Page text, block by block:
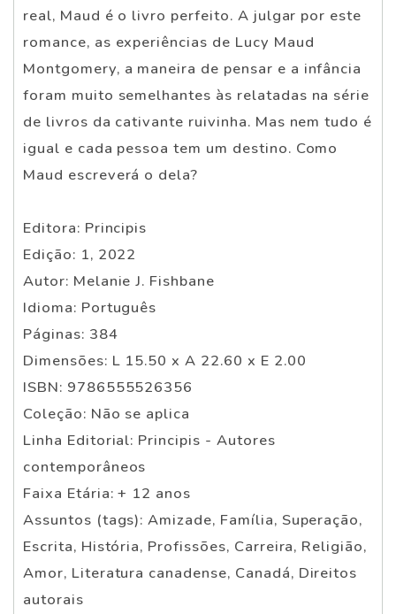
real, Maud é o livro perfeito. A julgar por este
romance, as experiências de Lucy Maud
Montgomery, a maneira de pensar e a infância
foram muito semelhantes às relatadas na série
de livros da cativante ruivinha. Mas nem tudo é
igual e cada pessoa tem um destino. Como
Maud escreverá o dela?
Editora: Principis
Edição: 1, 2022
Autor: Melanie J. Fishbane
Idioma: Português
Páginas: 384
Dimensões: L 15.50 x A 22.60 x E 2.00
ISBN: 9786555526356
Coleção: Não se aplica
Linha Editorial: Principis - Autores
contemporâneos
Faixa Etária: + 12 anos
Assuntos (tags): Amizade, Família, Superação,
Escrita, História, Profissões, Carreira, Religião,
Amor, Literatura canadense, Canadá, Direitos
autorais